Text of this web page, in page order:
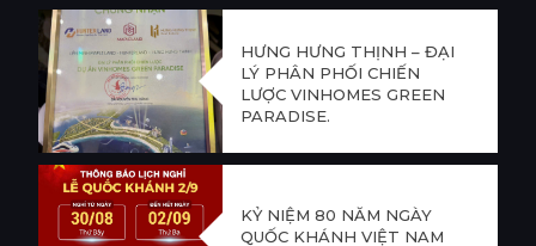
HƯNG HƯNG THỊNH – ĐẠI
LÝ PHÂN PHỐI CHIẾN
LƯỢC VINHOMES GREEN
PARADISE.
KỶ NIỆM 80 NĂM NGÀY
QUỐC KHÁNH VIỆT NAM